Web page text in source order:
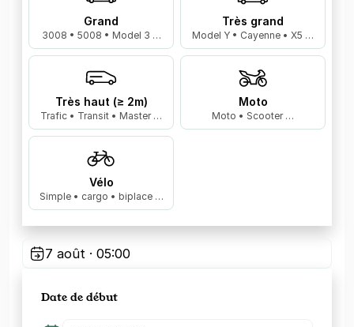
Grand
3008 • 5008 • Model 3 …
Très grand
Model Y • Cayenne • X5 …
Très haut (≥ 2m)
Trafic • Transit • Master …
Moto
Moto • Scooter …
Vélo
Simple • cargo • biplace …
7 août · 05:00
Date de début